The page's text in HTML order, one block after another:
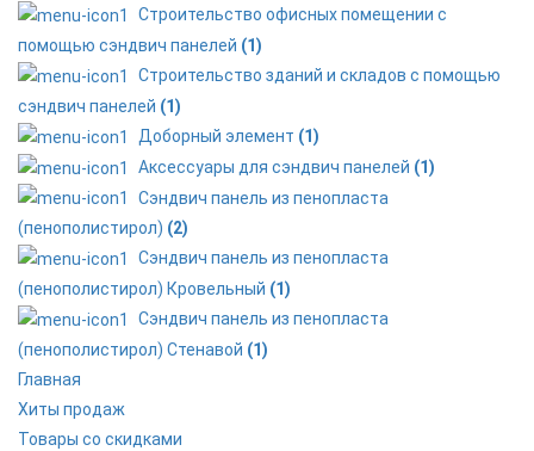
Строительство офисных помещении с
помощью сэндвич панелей (1)
Строительство зданий и складов с помощью
сэндвич панелей (1)
Доборный элемент (1)
Аксессуары для сэндвич панелей (1)
Сэндвич панель из пенопласта
(пенополистирол) (2)
Сэндвич панель из пенопласта
(пенополистирол) Кровельный (1)
Сэндвич панель из пенопласта
(пенополистирол) Стенавой (1)
Главная
Хиты продаж
Товары со скидками